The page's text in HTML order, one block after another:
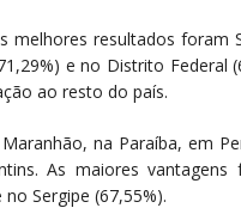
resultados foram
e no Distrito Federal
ao resto do país.
na Paraíba, em
As maiores vantagens
Sergipe (67,55%).